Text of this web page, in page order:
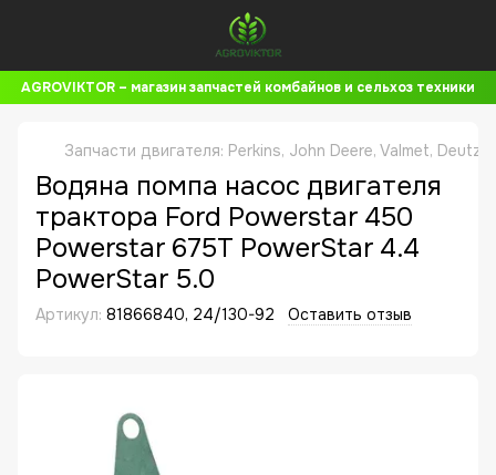
AGROVIKTOR – магазин запчастей комбайнов и сельхоз техники
Запчасти двигателя: Perkins, John Deere, Valmet,
Водяна помпа насос двигателя
трактора Ford Powerstar 450
Powerstar 675T PowerStar 4.4
PowerStar 5.0
Артикул: 81866840, 24/130-92 Оставить отзыв